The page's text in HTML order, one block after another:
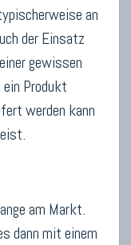
an
der Einsatz
gewissen
Produkt
werden kann
am Markt.
dann mit einem